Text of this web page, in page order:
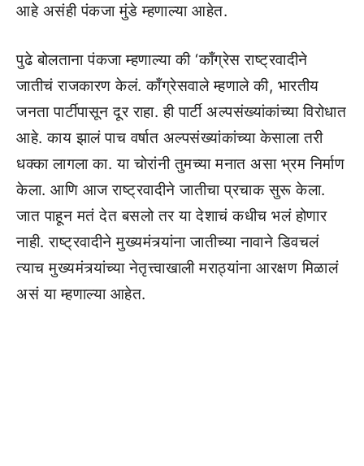
आहे असंही पंकजा मुंडे म्हणाल्या आहेत.
पुढे बोलताना पंकजा म्हणाल्या की ‘काँग्रेस राष्ट्रवादीने
जातीचं राजकारण केलं. काँग्रेसवाले म्हणाले की, भारतीय
जनता पार्टीपासून दूर राहा. ही पार्टी अल्पसंख्यांकांच्या विरोधात
आहे. काय झालं पाच वर्षात अल्पसंख्यांकांच्या केसाला तरी
धक्का लागला का. या चोरांनी तुमच्या मनात असा भ्रम निर्माण
केला. आणि आज राष्ट्रवादीने जातीचा प्रचाक सुरू केला.
जात पाहून मतं देत बसलो तर या देशाचं कधीच भलं होणार
नाही. राष्ट्रवादीने मुख्यमंत्र्यांना जातीच्या नावाने डिवचलं
त्याच मुख्यमंत्र्यांच्या नेतृत्त्वाखाली मराठ्यांना आरक्षण मिळालं
असं या म्हणाल्या आहेत.